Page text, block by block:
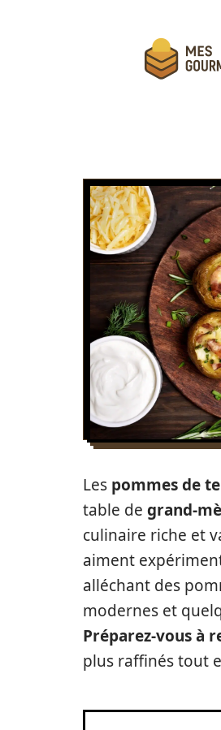
Les pommes de
table de grand-
culinaire riche et
aiment
alléchant des
modernes et
Préparez-vous à
plus raffinés tout